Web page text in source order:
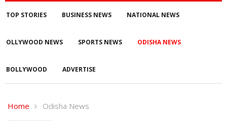
TOP STORIES BUSINESS NEWS NATIONAL NEWS
OLLYWOOD NEWS SPORTS NEWS ODISHA NEWS
BOLLYWOOD ADVERTISE
Home Odisha News